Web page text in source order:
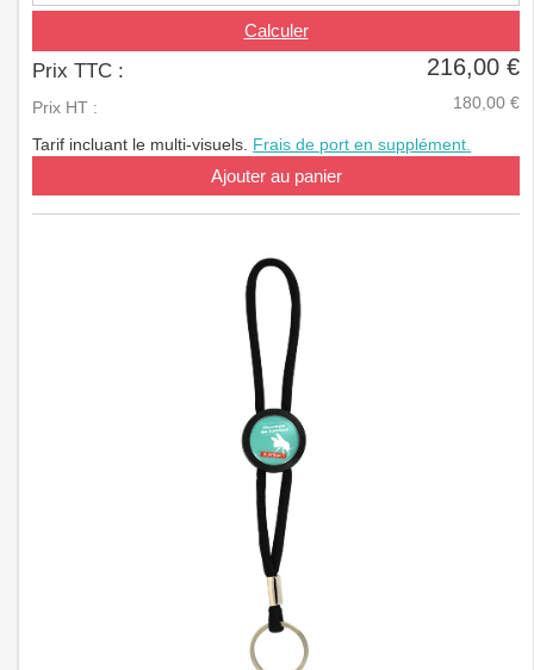
Calculer
Prix TTC : 216,00 €
Prix HT : 180,00 €
Tarif incluant le multi-visuels. Frais de port en supplément.
Ajouter au panier